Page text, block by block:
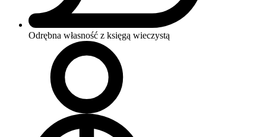
Odrębna własność z księgą wieczystą